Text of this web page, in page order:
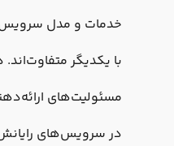
خدمات و مدل سرویس
با یکدیگر
مسئولیت‌های
در سرویس‌های